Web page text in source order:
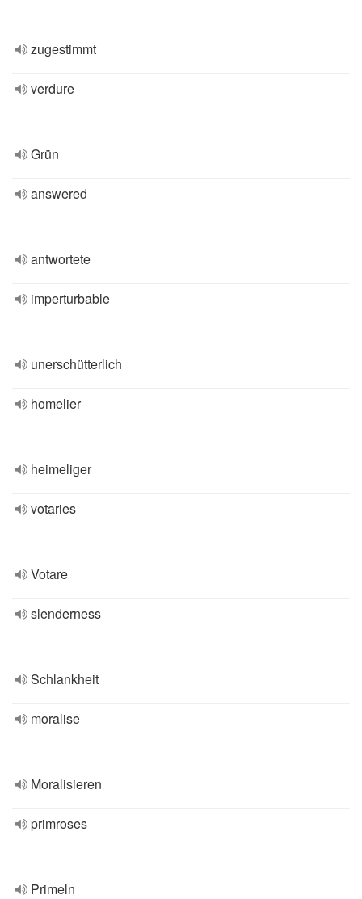
zugestimmt
verdure
Grün
answered
antwortete
imperturbable
unerschütterlich
homelier
heimeliger
votaries
Votare
slenderness
Schlankheit
moralise
Moralisieren
primroses
Primeln